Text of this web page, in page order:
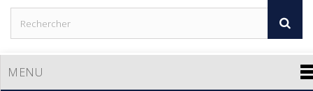
MENU